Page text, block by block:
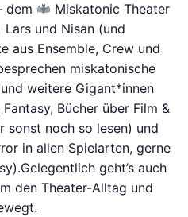
dem
Miskatonic Theater
Lars und Nisan (und
aus Ensemble, Crew und
miskatonische
weitere Gigant*innen
Bücher über Film &
sonst noch so lesen) und
in allen Spielarten, gerne
geht’s auch
den Theater-Alltag und